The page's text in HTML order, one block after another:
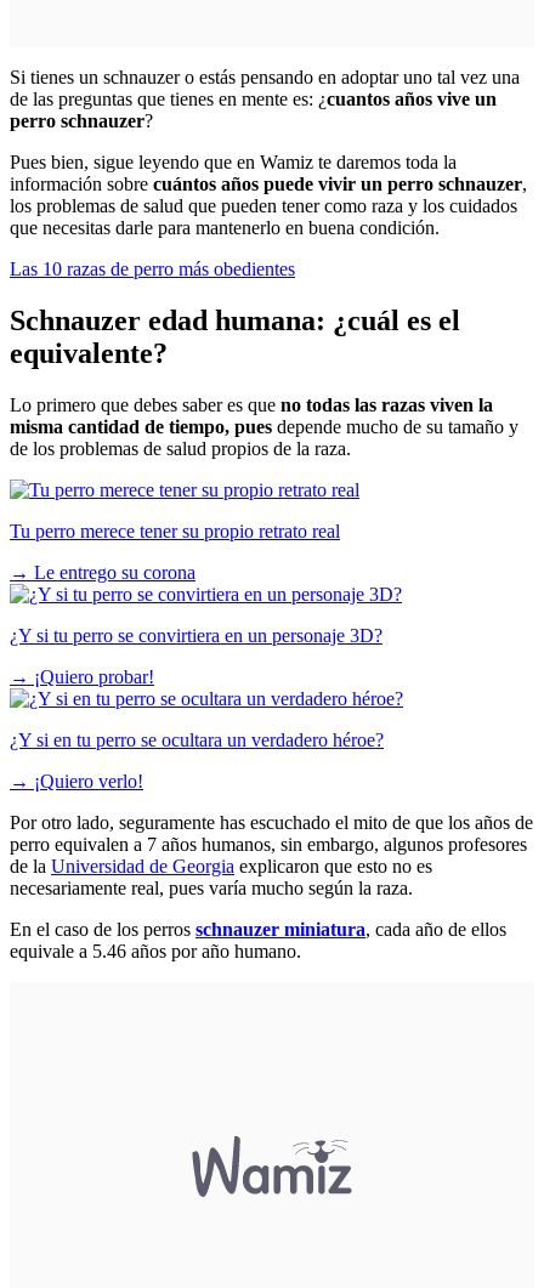
Si tienes un schnauzer o estás pensando en adoptar uno tal vez una
de las preguntas que tienes en mente es: ¿cuantos años vive un
perro schnauzer?
Pues bien, sigue leyendo que en Wamiz te daremos toda la
información sobre cuántos años puede vivir un perro schnauzer,
los problemas de salud que pueden tener como raza y los cuidados
que necesitas darle para mantenerlo en buena condición.
Las 10 razas de perro más obedientes
Schnauzer edad humana: ¿cuál es el
equivalente?
Lo primero que debes saber es que no todas las razas viven la
misma cantidad de tiempo, pues depende mucho de su tamaño y
de los problemas de salud propios de la raza.
Tu perro merece tener su propio retrato real
→ Le entrego su corona
¿Y si tu perro se convirtiera en un personaje 3D?
→ ¡Quiero probar!
¿Y si en tu perro se ocultara un verdadero héroe?
→ ¡Quiero verlo!
Por otro lado, seguramente has escuchado el mito de que los años de
perro equivalen a 7 años humanos, sin embargo, algunos profesores
de la Universidad de Georgia explicaron que esto no es
necesariamente real, pues varía mucho según la raza.
En el caso de los perros schnauzer miniatura, cada año de ellos
equivale a 5.46 años por año humano.